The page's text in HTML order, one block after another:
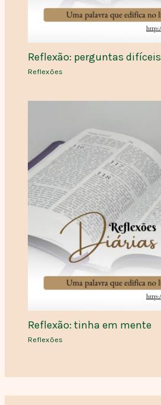
Reflexão: perguntas difíceis
Reflexões
Reflexão: tinha em mente
Reflexões